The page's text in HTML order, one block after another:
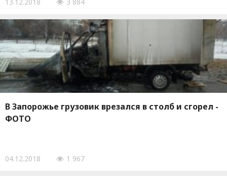
В Запорожье грузовик врезался в столб и сгорел -
ФОТО
04.12.2018 1 967